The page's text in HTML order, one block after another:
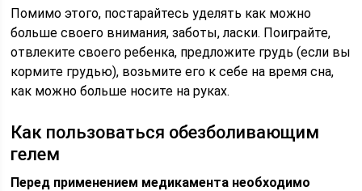
Помимо этого, постарайтесь уделять как можно
больше своего внимания, заботы, ласки. Поиграйте,
отвлеките своего ребенка, предложите грудь (если вы
кормите грудью), возьмите его к себе на время сна,
как можно больше носите на руках.
Как пользоваться обезболивающим
гелем
Перед применением медикамента необходимо